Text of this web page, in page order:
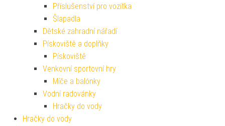
Příslušenství pro vozítka
Šlapadla
Dětské zahradní nářadí
Pískoviště a doplňky
Pískoviště
Venkovní sportovní hry
Míče a balónky
Vodní radovánky
Hračky do vody
Hračky do vody